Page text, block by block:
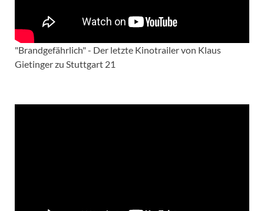
"Brandgefährlich" - Der letzte Kinotrailer von Klaus
Gietinger zu Stuttgart 21